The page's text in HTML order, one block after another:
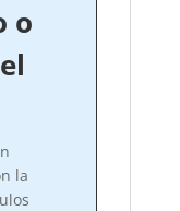
o
la